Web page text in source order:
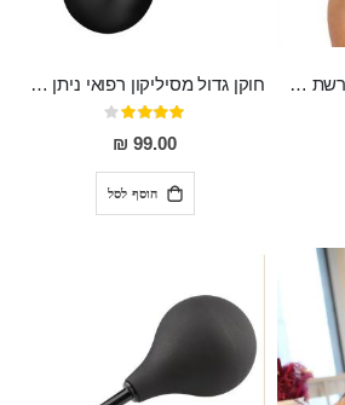
בגד גוף סופר סקסי עם רשת שקופה בחזה ושרשרות מלמעלה וריצרץ מלמטה Pan במפשעה חוקן גדול מסיליקון רפואי ניתן לשימוש גם כפלאג וגם כחרוזים אנאלים
דירוג:
80%
99.00 ₪
הוסף לסל